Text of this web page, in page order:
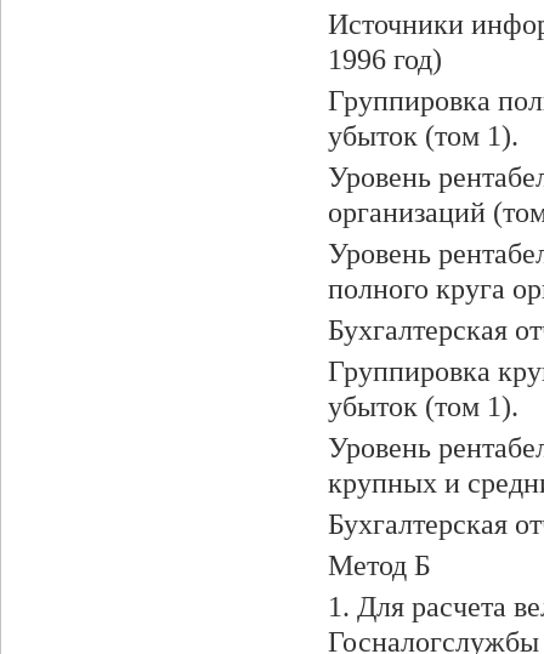
Источники
1996 год)
Группировка
убыток (том 1).
Уровень
организаций
Уровень
полного круга
Бухгалтерская
Группировка
убыток (том 1).
Уровень
крупных и
Бухгалтерская
Метод Б
1. Для расчета